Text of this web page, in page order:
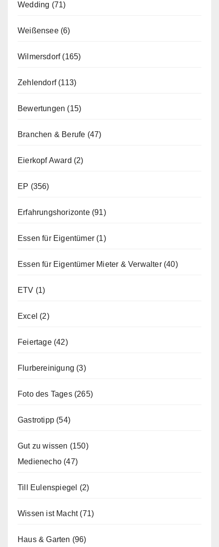
Wedding (71)
Weißensee(6)
Wilmersdorf(165)
Zehlendorf(113)
Bewertungen (15)
Branchen & Berufe (47)
Eierkopf Award (2)
EP (356)
Erfahrungshorizonte(91)
Essen für Eigentümer (1)
Essen für Eigentümer Mieter & Verwalter(40)
ETV (1)
Excel (2)
Feiertage(42)
Flurbereinigung (3)
Foto des Tages(265)
Gastrotipp (54)
Gut zu wissen (150)
Medienecho (47)
Till Eulenspiegel (2)
Wissen ist Macht(71)
Haus & Garten (96)